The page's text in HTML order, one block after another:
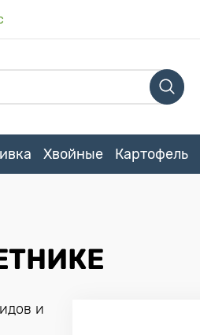
Хвойные Картофель
и